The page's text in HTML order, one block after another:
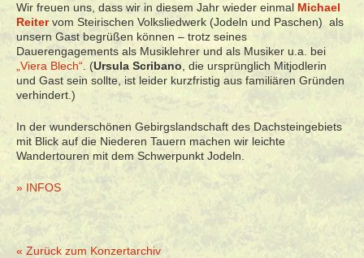
Wir freuen uns, dass wir in diesem Jahr wieder einmal Michael
Reitervom Steirischen Volksliedwerk (Jodeln und Paschen) als
unsern Gast begrüßen können – trotz seines
Dauerengagements als Musiklehrer und als Musiker u.a. bei
„Viera Blech“ . (Ursula Scribano , die ursprünglich Mitjodlerin
und Gast sein sollte, ist leider kurzfristig aus familiären Gründen
verhindert.)
In der wunderschönen Gebirgslandschaft des Dachsteingebiets
mit Blick auf die Niederen Tauern machen wir leichte
Wandertouren mit dem Schwerpunkt Jodeln.
» INFOS
« Zurück zum Konzertarchiv